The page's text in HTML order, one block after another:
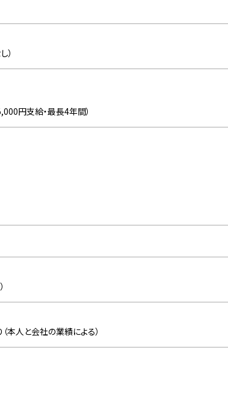
）
円支給・最長4年間）
本人と会社の業績による）